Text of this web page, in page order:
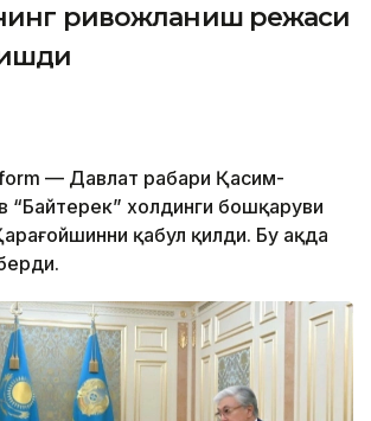
ривожланиш режаси
— Давлат раҳбари Қасим-
холдинги бошқаруви
қабул қилди. Бу ҳақда